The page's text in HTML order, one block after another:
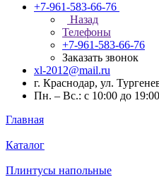
+7-961-583-66-76
Назад
Телефоны
+7-961-583-66-76
Заказать звонок
xl-2012@mail.ru
г. Краснодар, ул.
Пн. – Вс.: с 10:00 до 19:00
Главная
Каталог
Плинтусы напольные